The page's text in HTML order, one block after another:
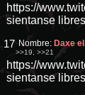
https://
sientanse
17 Nombre: Daxe
>>19,>>21
https://
sientanse